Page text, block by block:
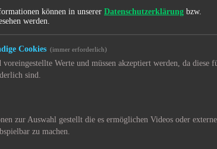
können in unserer Datenschutzerklärung bzw.
werden.
Cookies (immer erforderlich)
voreingestellte Werte und müssen akzeptiert werden, da diese
sind.
zur Auswahl gestellt die es ermöglichen Videos oder
zu machen.